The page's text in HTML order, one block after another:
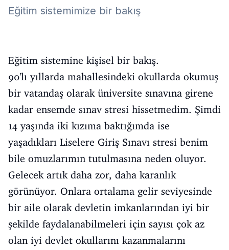
Eğitim sistemimize bir bakış
Eğitim sistemine kişisel bir bakış.
90'lı yıllarda mahallesindeki okullarda okumuş
bir vatandaş olarak üniversite sınavına girene
kadar ensemde sınav stresi hissetmedim. Şimdi
14 yaşında iki kızıma baktığımda ise
yaşadıkları Liselere Giriş Sınavı stresi benim
bile omuzlarımın tutulmasına neden oluyor.
Gelecek artık daha zor, daha karanlık
görünüyor. Onlara ortalama gelir seviyesinde
bir aile olarak devletin imkanlarından iyi bir
şekilde faydalanabilmeleri için sayısı çok az
olan iyi devlet okullarını kazanmalarını